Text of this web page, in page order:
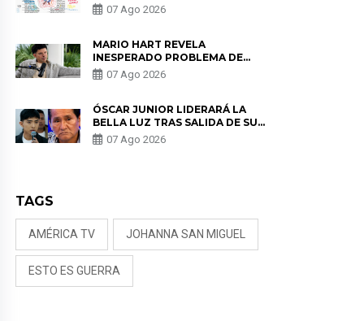
07 Ago 2026
MARIO HART REVELA
INESPERADO PROBLEMA DE
SALUD ANTES DE SEPARARSE DE
KORINA: “ME ENCONTRARON UN
07 Ago 2026
ÓSCAR JUNIOR LIDERARÁ LA
BELLA LUZ TRAS SALIDA DE SU
PADRE POR POLÉMICA CON
NALDY SALDAÑA
07 Ago 2026
TAGS
AMÉRICA TV JOHANNA SAN MIGUEL
ESTO ES GUERRA